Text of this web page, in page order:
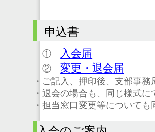
申込書
① 入会届
②変更・退会届
・ご記入、押印後、支部事
・退会の場合も、同じ様式
・担当窓口変更等について